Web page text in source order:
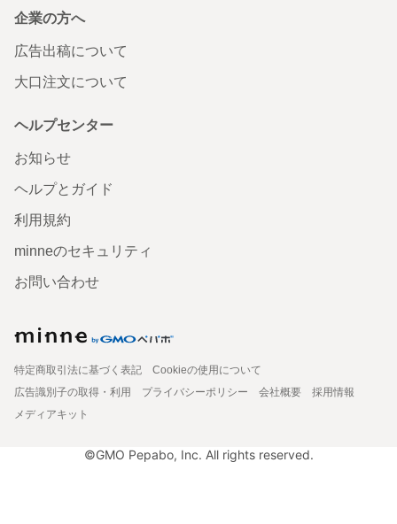
企業の方へ
広告出稿について
大口注文について
ヘルプセンター
お知らせ
ヘルプとガイド
利用規約
minneのセキュリティ
お問い合わせ
特定商取引法に基づく表記
Cookieの使用について
広告識別子の取得・利用
プライバシーポリシー 会社概要
採用情報
メディアキット
©GMO Pepabo, Inc. All rights reserved.